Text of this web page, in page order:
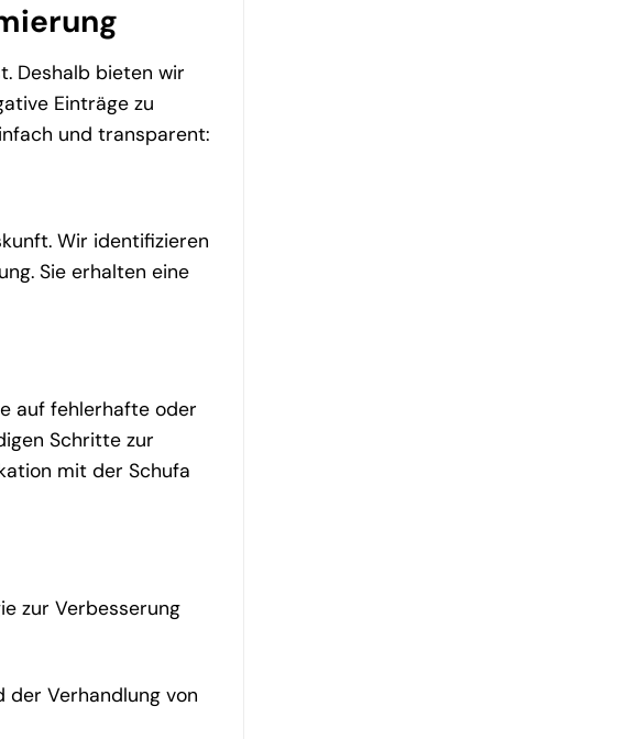
Deshalb bieten wir
Einträge zu
und transparent:
Wir identifizieren
Sie erhalten eine
auf fehlerhafte oder
Schritte zur
mit der Schufa
zur Verbesserung
der Verhandlung von